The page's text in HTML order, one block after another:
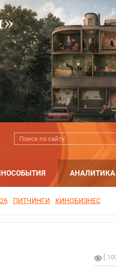
АНАЛИТИКА
ПИТЧИНГИ КИНОБИЗНЕС